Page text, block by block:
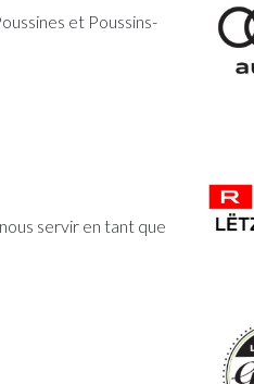
et Poussins-
servir en tant que